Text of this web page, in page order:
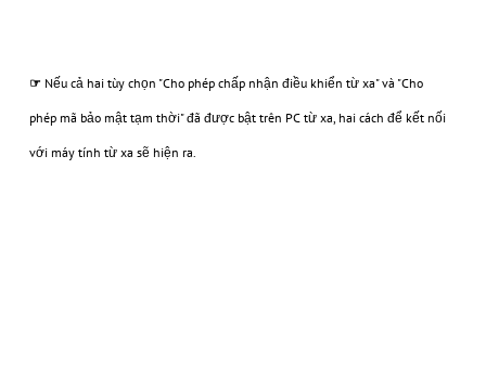
☞ Nếu cả hai tùy chọn "Cho phép chấp nhận điều khiển từ xa" và "Cho
phép mã bảo mật tạm thời" đã được bật trên PC từ xa, hai cách để kết nối
với máy tính từ xa sẽ hiện ra.